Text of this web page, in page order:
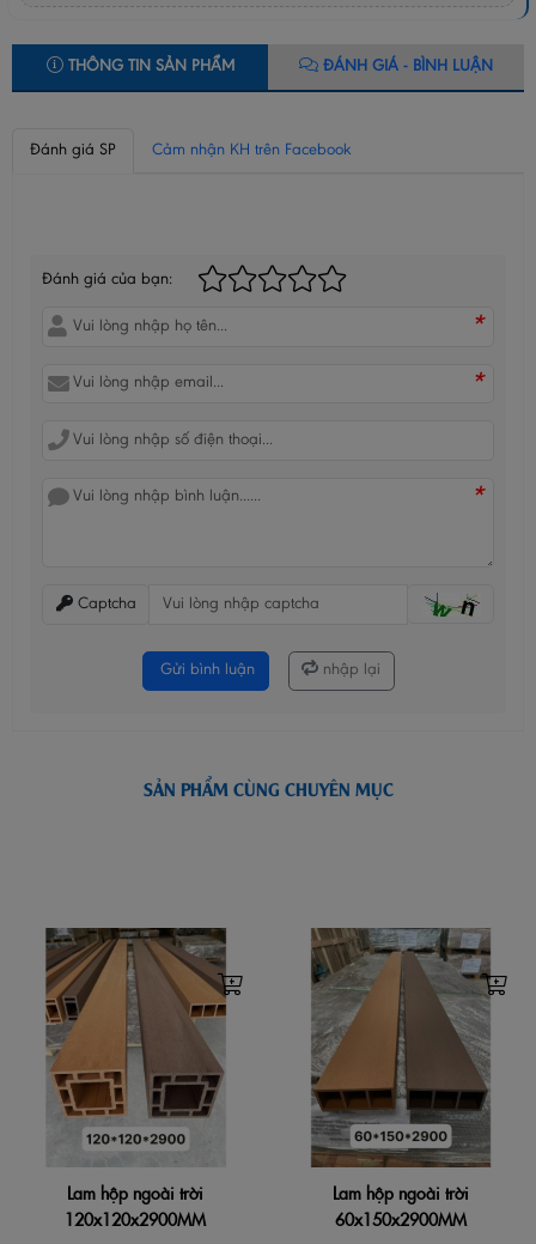
THÔNG TIN SẢN PHẨM ĐÁNH GIÁ - BÌNH LUẬN
Đánh giá SP Cảm nhận KH trên Facebook
Đánh giá của bạn:
*
*
*
Captcha
Gửi bình luận nhập lại
SẢN PHẨM CÙNG CHUYÊN MỤC
Lam hộp ngoài trời
120x120x2900MM
Lam hộp ngoài trời
60x150x2900MM